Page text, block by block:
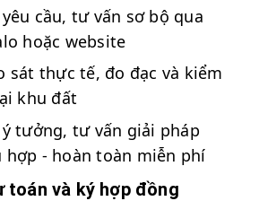
cầu, tư vấn sơ bộ qua
hoặc website
sát thực tế, đo đạc và kiểm
khu đất
tưởng, tư vấn giải pháp
hợp - hoàn toàn miễn phí
toán và ký hợp đồng